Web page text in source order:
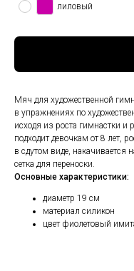
лиловый
Мяч для художественной
в упражнениях по
исходя из роста гимнастки
подходит девочкам от 8 лет,
в сдутом виде, накачивается
сетка для переноски.
Основные характеристики:
диаметр 19 см
материал силикон
цвет фиолетовый